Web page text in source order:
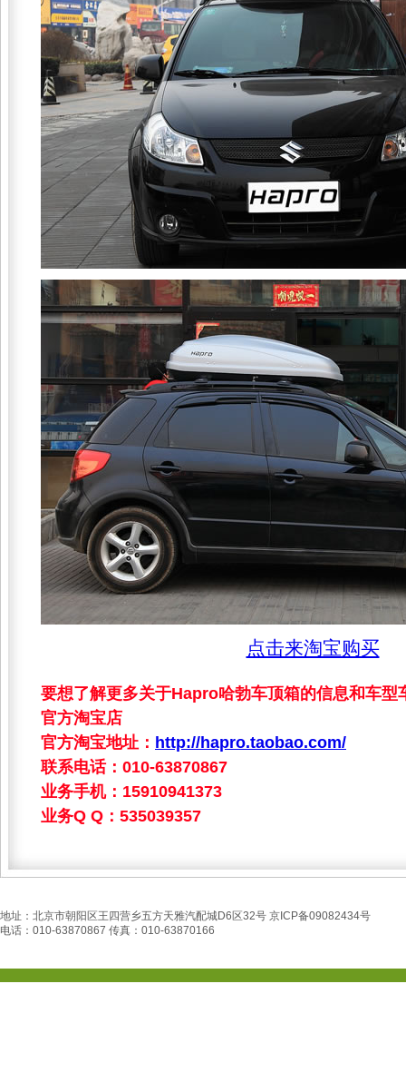
点击来淘宝购买
要想了解更多关于Hapro哈勃车顶箱的信息和车型
官方淘宝店
官方淘宝地址： http://hapro.taobao.com/
联系电话：010-63870867
业务手机：15910941373
业务Q Q：535039357
地址：北京市朝阳区王四营乡五方天雅汽配城D6区32号 京ICP备09082434号
电话：010-63870867 传真：010-63870166